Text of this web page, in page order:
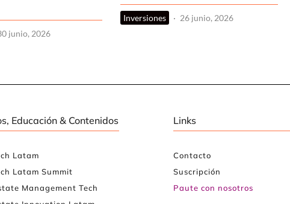
junio, 2026
Inversiones · 26 junio, 2026
Educación & Contenidos
Latam
Latam Summit
Management Tech
Links
Contacto
Suscripción
Paute con nosotros